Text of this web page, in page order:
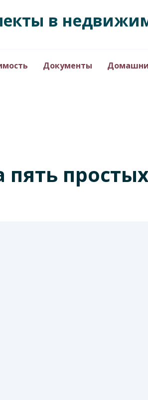
в
Документы
пять